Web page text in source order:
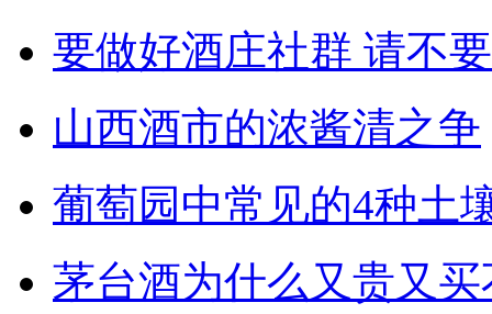
要做好酒庄社群 请不
山西酒市的浓酱清之争
葡萄园中常见的4种土
茅台酒为什么又贵又